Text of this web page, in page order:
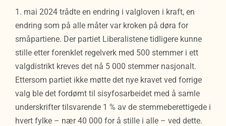
1. mai 2024 trådte en endring i valgloven i kraft, en
endring som på alle måter var kroken på døra for
småpartiene. Der partiet Liberalistene tidligere kunne
stille etter forenklet regelverk med 500 stemmer i ett
valgdistrikt kreves det nå 5 000 stemmer nasjonalt.
Ettersom partiet ikke møtte det nye kravet ved forrige
valg ble det fordømt til sisyfosarbeidet med å samle
underskrifter tilsvarende 1 % av de stemmeberettigede i
hvert fylke – nær 40 000 for å stille i alle – ved dette.